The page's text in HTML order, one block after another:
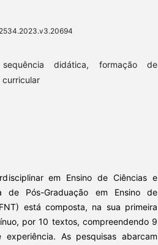
didática, formação de
curricular
em Ensino de Ciências e
de Pós-Graduação em Ensino de
está composta, na sua primeira
por 10 textos, compreendendo 9
As pesquisas abarcam